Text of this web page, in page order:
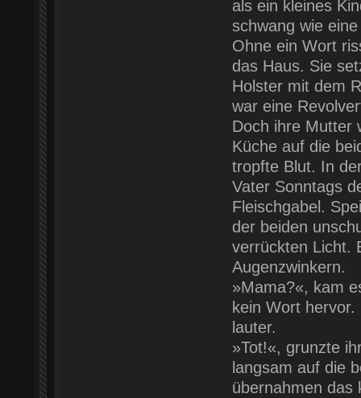
als ein kleines
schwang wie
Ohne ein Wort
das Haus. Sie
Holster mit dem
war eine
Doch ihre Mutter
Küche auf die
tropfte Blut. In
Vater Sonntags
Fleischgabel.
der beiden
verrückten Licht.
Augenzwinkern.
»Mama?«, kam
kein Wort
lauter.
»Tot!«, grunzte
langsam auf die
übernahmen das